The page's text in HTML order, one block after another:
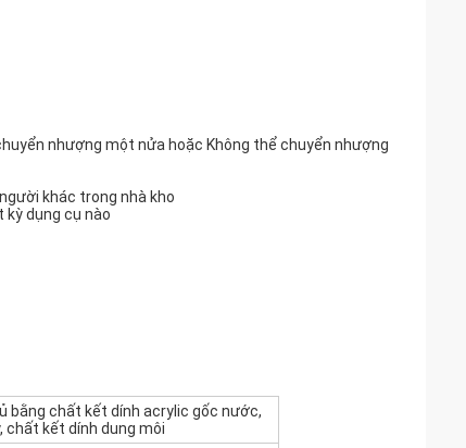
nhượng một nửa hoặc Không thể chuyển nhượng
khác trong nhà kho
kỳ dụng cụ nào
bằng chất kết dính acrylic gốc nước,
chất kết dính dung môi